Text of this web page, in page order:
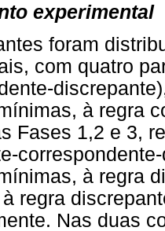
experimental
foram
com quatro
à regra
Fases 1,2 e 3,
à regra
regra
Nas duas